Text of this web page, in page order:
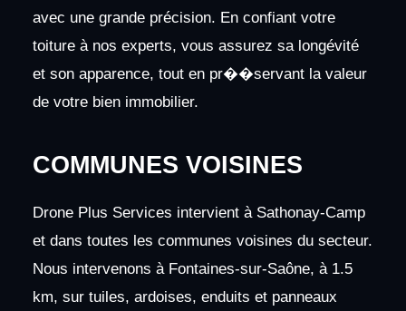
avec une grande précision. En confiant votre
toiture à nos experts, vous assurez sa longévité
et son apparence, tout en pr��servant la valeur
de votre bien immobilier.
COMMUNES VOISINES
Drone Plus Services intervient à Sathonay-Camp
et dans toutes les communes voisines du secteur.
Nous intervenons à Fontaines-sur-Saône, à 1.5
km, sur tuiles, ardoises, enduits et panneaux